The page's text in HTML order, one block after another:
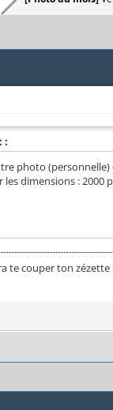
:
photo
dimensions : 2000
te couper ton zézette